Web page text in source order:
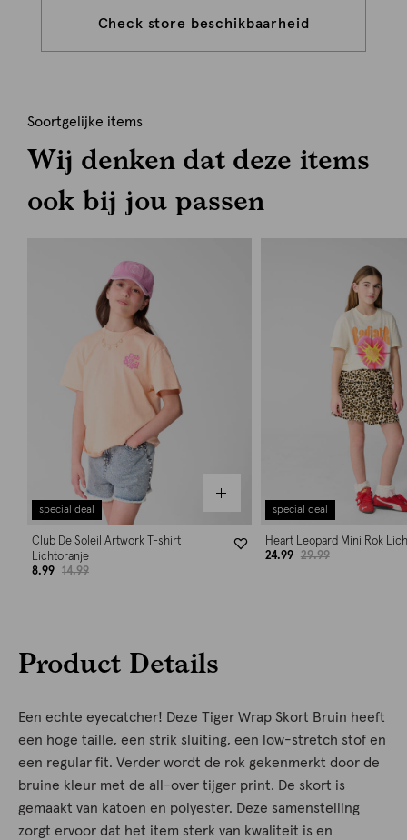
Check store beschikbaarheid
Soortgelijke items
Wij denken dat deze items
ook bij jou passen
special deal
Club De Soleil Artwork T-shirt
Lichtoranje
8.99
14.99
special deal
Heart Leopard Mini Rok
24.99
29.99
Product Details
Een echte eyecatcher! Deze Tiger Wrap Skort Bruin heeft
een hoge taille, een strik sluiting, een low-stretch stof en
een regular fit. Verder wordt de rok gekenmerkt door de
bruine kleur met de all-over tijger print. De skort is
gemaakt van katoen en polyester. Deze samenstelling
zorgt ervoor dat het item sterk van kwaliteit is en